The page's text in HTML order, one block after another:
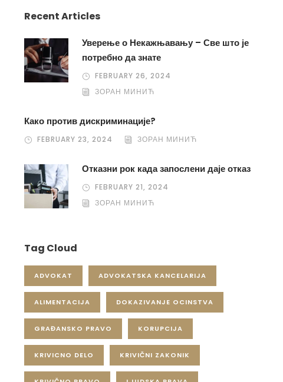
Recent Articles
Уверење о Некажњавању – Све што је
потребно да знате
FEBRUARY 26, 2024
ЗОРАН МИНИЋ
Како против дискриминације?
FEBRUARY 23, 2024 ЗОРАН МИНИЋ
Отказни рок када запослени даје отказ
FEBRUARY 21, 2024
ЗОРАН МИНИЋ
Tag Cloud
ADVOKAT ADVOKATSKA KANCELARIJA
ALIMENTACIJA DOKAZIVANJE OCINSTVA
GRAĐANSKO PRAVO KORUPCIJA
KRIVICNO DELO KRIVIČNI ZAKONIK